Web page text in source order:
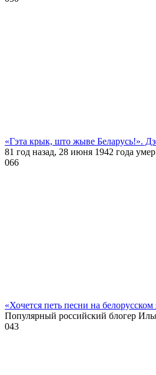
«Гэта крык, што жыве Беларусь!».
81 год назад, 28 июня 1942 года
066
«Хочется петь песни на
Популярный российский блогер
043